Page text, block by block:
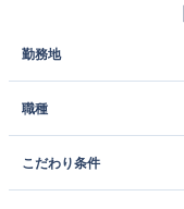
勤務地
職種
こだわり条件